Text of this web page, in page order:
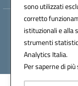
sono utilizzati
corretto
istituzionali e alla
strumenti
Analytics Italia.
Per saperne di
Hosting